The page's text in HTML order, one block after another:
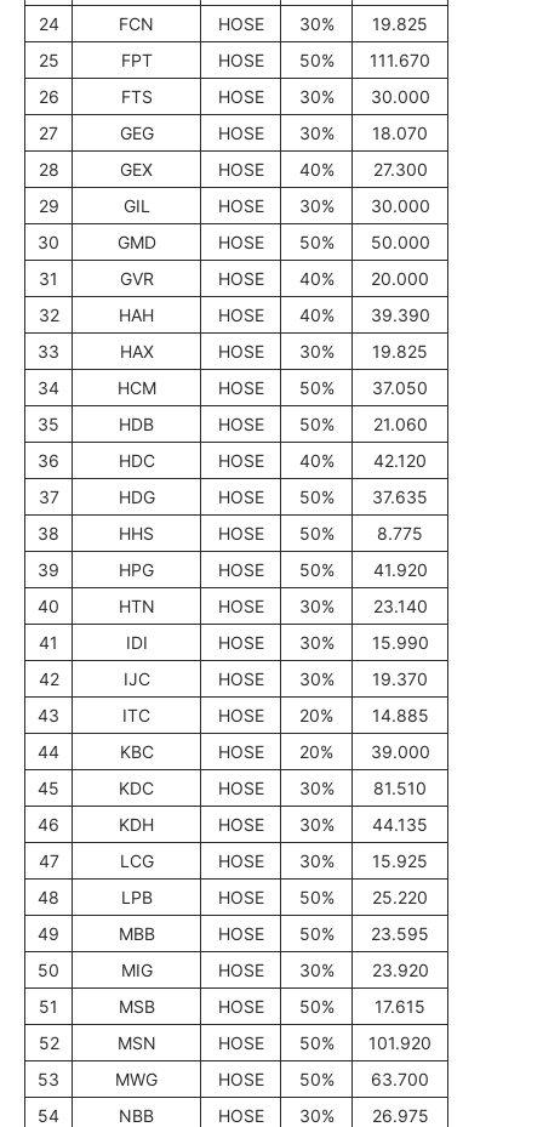
24
FCN HOSE 30%
19.825
25
FPT HOSE 50%
111.670
26
FTS HOSE 30%
30.000
27
GEG HOSE 30%
18.070
28
GEX HOSE 40%
27.300
29
GIL HOSE 30%
30.000
30
GMD HOSE 50%
50.000
31
GVR HOSE 40%
20.000
32
HAH HOSE 40%
39.390
33
HAX HOSE 30%
19.825
34
HCM HOSE 50%
37.050
35
HDB HOSE 50%
21.060
36
HDC HOSE 40%
42.120
37
HDG HOSE 50%
37.635
38
HHS HOSE 50%
8.775
39
HPG HOSE 50%
41.920
40
HTN HOSE 30%
23.140
41
IDI HOSE 30%
15.990
42
IJC HOSE 30%
19.370
43
ITC HOSE 20%
14.885
44
KBC HOSE 20%
39.000
45
KDC HOSE 30%
81.510
46
KDH HOSE 30%
44.135
47
LCG HOSE 30%
15.925
48
LPB HOSE 50%
25.220
49
MBB HOSE 50%
23.595
50
MIG HOSE 30%
23.920
51
MSB HOSE 50%
17.615
52
MSN HOSE 50%
101.920
53
MWG HOSE 50%
63.700
54
NBB HOSE 30%
26.975